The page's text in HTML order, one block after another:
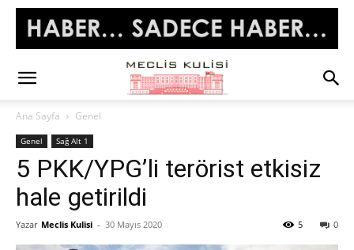
Ana Sayfa Genel
Genel Sağ Alt 1
5 PKK/YPG’li terörist etkisiz
hale getirildi
Yazar Meclis Kulisi - 30 Mayıs 2020 0
5